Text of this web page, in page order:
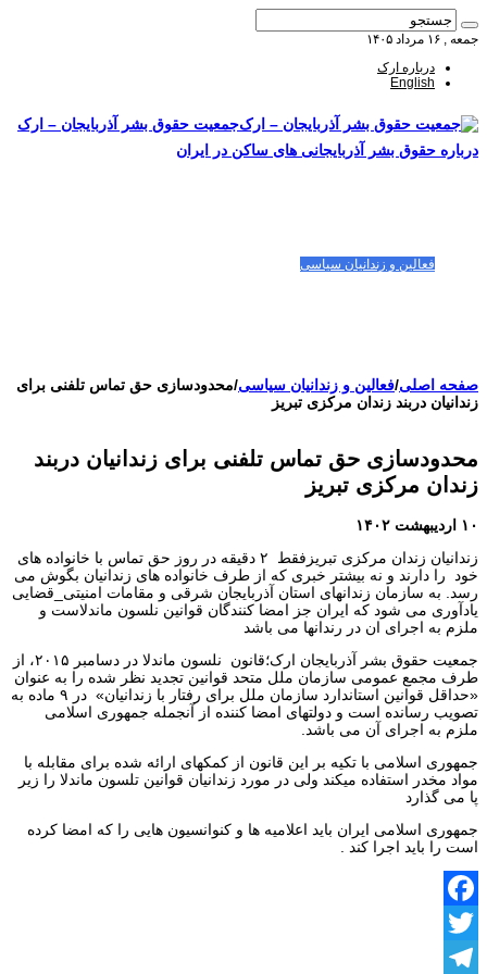
جمعه , ۱۶ مرداد ۱۴۰۵
درباره ارک
English
جمعیت حقوق بشر آذربایجان – ارک
درباره حقوق بشر آذربایجانی های ساکن در ایران
فعالین و زندانیان سیاسی
صفحه اصلی/فعالین و زندانیان سیاسی/محدودسازی حق تماس تلفنی برای
زندانیان دربند زندان مرکزی تبریز
محدودسازی حق تماس تلفنی برای زندانیان دربند
زندان مرکزی تبریز
۱۰ اردیبهشت ۱۴۰۲
زندانیان زندان مرکزی تبریزفقط ۲ دقیقه در روز حق تماس با خانواده های
خود را دارند و نه بیشتر خبری که از طرف خانواده های زندانیان بگوش می
رسد. به سازمان زندانهای استان آذربایجان شرقی و مقامات امنیتی_قضایی
یادآوری می شود که ایران جز امضا کنندگان قوانین نلسون ماندلاست و
ملزم به اجرای ان در رندانها می باشد
جمعیت حقوق بشر آذربایجان ارک؛قانون نلسون ماندلا در دسامبر ۲۰۱۵، از
طرف مجمع عمومی سازمان ملل متحد قوانین تجدید نظر شده را به عنوان
«حداقل قوانین استاندارد سازمان ملل برای رفتار با زندانیان» در ۹ ماده به
تصویب رسانده است و دولتهای امضا کننده از آنجمله جمهوری اسلامی
ملزم به اجرای آن می باشد.
جمهوری اسلامی با تکیه بر این قانون از کمکهای ارائه شده برای مقابله با
مواد مخدر استفاده میکند ولی در مورد زندانیان قوانین تلسون ماندلا را زیر
پا می گذارد
جمهوری اسلامی ایران باید اعلامیه ها و کنوانسیون هایی را که امضا کرده
است را باید اجرا کند .
Facebook
Twitter